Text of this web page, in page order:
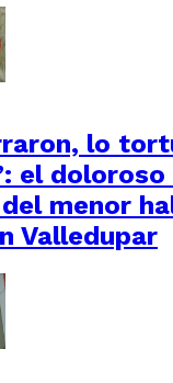
lo
el
menor
Valledupar